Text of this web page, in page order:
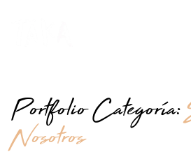
Portfolio Categoría:
Nosotros